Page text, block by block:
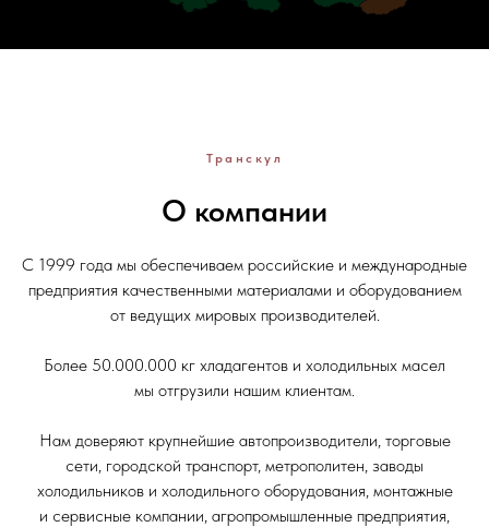
Транскул
О компании
С 1999 года мы обеспечиваем российские и международные
предприятия качественными материалами и оборудованием
от ведущих мировых производителей.
Более 50.000.000 кг хладагентов и холодильных масел
мы отгрузили нашим клиентам.
Нам доверяют крупнейшие автопроизводители, торговые
сети, городской транспорт, метрополитен, заводы
холодильников и холодильного оборудования, монтажные
и сервисные компании, агропромышленные предприятия,